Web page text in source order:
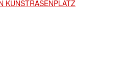
KUNSTRASENPLATZ